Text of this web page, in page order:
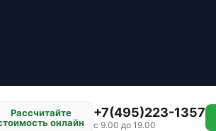
Рассчитайте
онлайн
+7(495)223-1357
с 9.00 до 19.00